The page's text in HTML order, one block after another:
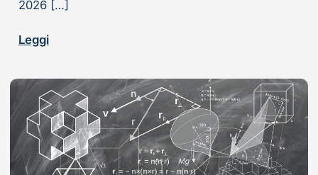
2026 […]
Leggi